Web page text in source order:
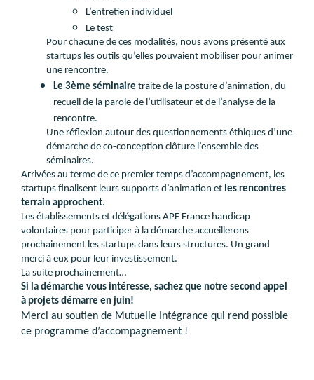
L’entretien individuel
Le test
Pour chacune de ces modalités, nous avons présenté aux
startups les outils qu’elles pouvaient mobiliser pour animer
une rencontre.
Le 3ème séminaire traite de la posture d’animation, du
recueil de la parole de l’utilisateur et de l’analyse de la
rencontre.
Une réflexion autour des questionnements éthiques d’une
démarche de co-conception clôture l’ensemble des
séminaires.
Arrivées au terme de ce premier temps d’accompagnement, les
startups finalisent leurs supports d’animation et les rencontres
terrain approchent.
Les établissements et délégations APF France handicap
volontaires pour participer à la démarche accueillerons
prochainement les startups dans leurs structures. Un grand
merci à eux pour leur investissement.
La suite prochainement…
Si la démarche vous intéresse, sachez que notre second appel
à projets démarre en juin!
Merci au soutien de Mutuelle Intégrance qui rend possible
ce programme d’accompagnement !